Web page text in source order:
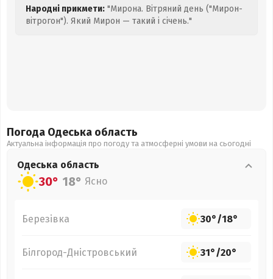
Народні прикмети: "Мирона. Вітряний день ("Мирон-
вітрогон"). Який Мирон — такий і січень."
Погода Одеська область
Актуальна інформація про погоду та атмосферні умови на сьогодні
Одеська область
30° 18° Ясно
Березівка 30°/18°
Білгород-Дністровський 31°/20°